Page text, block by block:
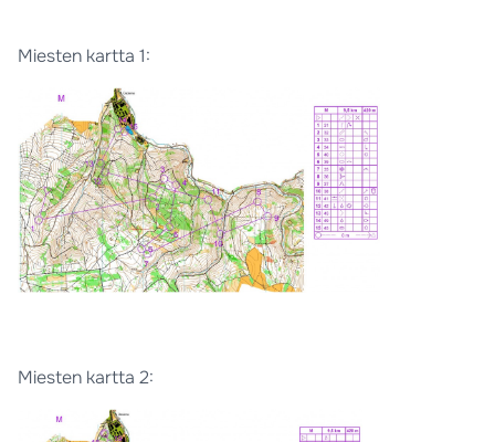
Miesten kartta 1:
Miesten kartta 2: